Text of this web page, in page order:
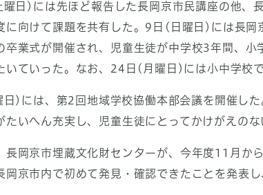
日)には先ほど報告した長岡京市民講座の他、
に向けて課題を共有した。9日(日曜日)には長
卒業式が開催され、児童生徒が中学校3年間、
いていった。なお、24日(月曜日)には小中学校
)には、第2回地域学校協働本部会議を開催し
たいへん充実し、児童生徒にとってかけがえの
長岡京市埋蔵文化財センターが、今年度11月
岡京市内で初めて発見・確認できたことを発表